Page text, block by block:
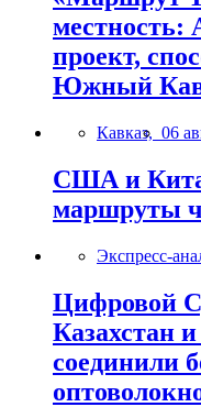
местность:
проект,
Южный
Кавказ, 06
США и
маршруты
Экспресс-
Цифровой
Казахстан
соединили